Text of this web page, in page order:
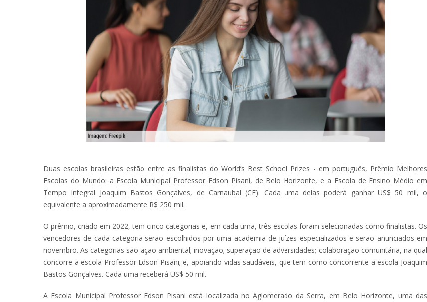
Duas escolas brasileiras estão entre as finalistas do World’s Best School Prizes - em português, Prêmio Melhores
Escolas do Mundo: a Escola Municipal Professor Edson Pisani, de Belo Horizonte, e a Escola de Ensino Médio em
Tempo Integral Joaquim Bastos Gonçalves, de Carnaubal (CE). Cada uma delas poderá ganhar US$ 50 mil, o
equivalente a aproximadamente R$ 250 mil.
O prêmio, criado em 2022, tem cinco categorias e, em cada uma, três escolas foram selecionadas como finalistas. Os
vencedores de cada categoria serão escolhidos por uma academia de juízes especializados e serão anunciados em
novembro. As categorias são ação ambiental; inovação; superação de adversidades; colaboração comunitária, na qual
concorre a escola Professor Edson Pisani; e, apoiando vidas saudáveis, que tem como concorrente a escola Joaquim
Bastos Gonçalves. Cada uma receberá US$ 50 mil.
A Escola Municipal Professor Edson Pisani está localizada no Aglomerado da Serra, em Belo Horizonte, uma das